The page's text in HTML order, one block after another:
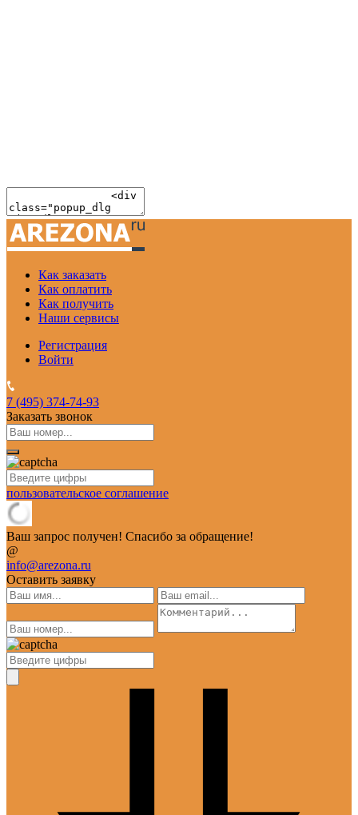
Как заказать
Как оплатить
Как получить
Наши сервисы
Регистрация
Войти
7 (495) 374-74-93
Заказать звонок
пользовательское соглашение
Ваш запрос получен! Спасибо за обращение!
@
info@arezona.ru
Оставить заявку